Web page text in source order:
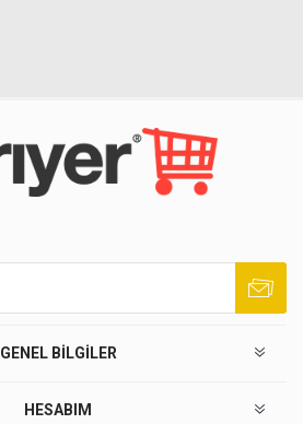
GENEL BILGILER
HESABIM